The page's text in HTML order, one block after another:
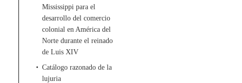
Mississippi para el
desarrollo del comercio
colonial en América del
Norte durante el reinado
de Luis XIV
Catálogo razonado de la
lujuria